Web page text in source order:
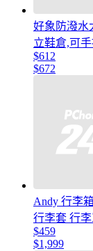
好象防潑水
立鞋倉,可
$612
$672
Andy 行李
行李套 行
$459
$1,999